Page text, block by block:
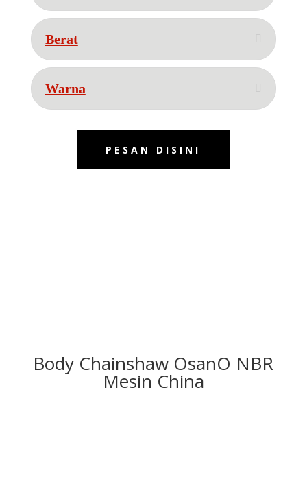
Berat
Warna
PESAN DISINI
Body Chainshaw OsanO NBR
Mesin China